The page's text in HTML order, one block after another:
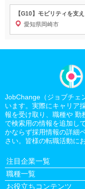
【G10】モビリティを支
愛知県岡崎市
JobChange（ジョブチェ
います。実際にキャリア
報を受け取り、職種や 勤
で検索用の情報を追加し
かならず採用情報の詳細
さい。皆様の転職活動に
注目企業一覧
職種一覧
お役立ちコンテンツ